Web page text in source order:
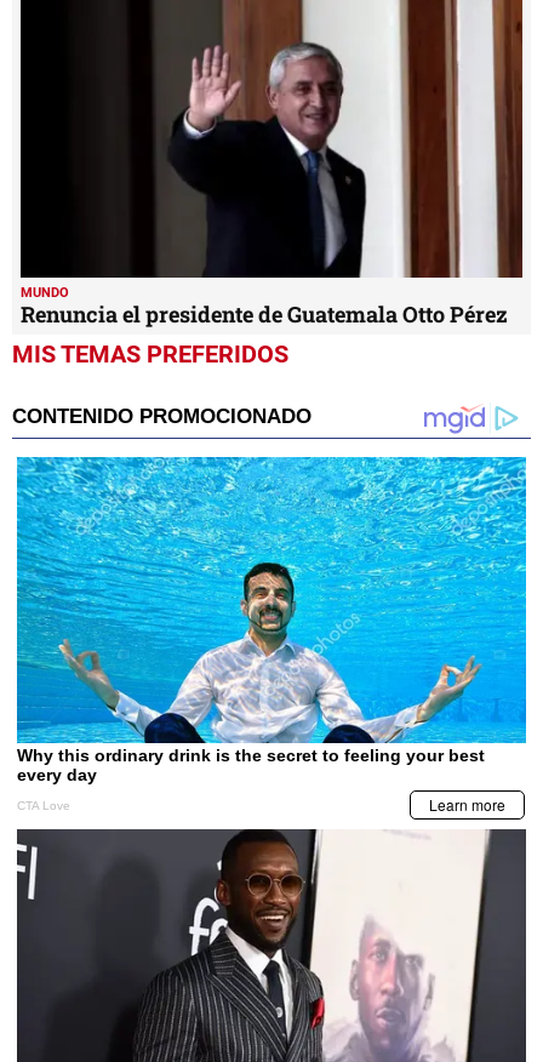
MUNDO
Renuncia el presidente de Guatemala Otto Pérez
MIS TEMAS PREFERIDOS